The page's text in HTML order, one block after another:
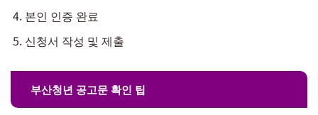
본인 인증 완료
신청서 작성 및 제출
부산청년 공고문 확인 팁